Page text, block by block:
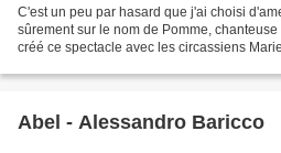
C'est un peu par hasard que j'ai choisi
sûrement sur le nom de Pomme,
créé ce spectacle avec les circassiens
Abel - Alessandro Baricco